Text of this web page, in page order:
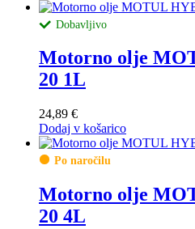
Dobavljivo
Motorno olje
20 1L
24,89 €
Dodaj v košarico
Po naročilu
Motorno olje
20 4L